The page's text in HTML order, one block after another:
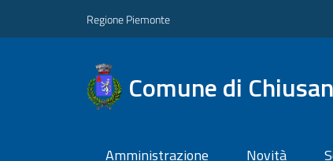
Regione Piemonte
Comune di
Amministrazione Novità